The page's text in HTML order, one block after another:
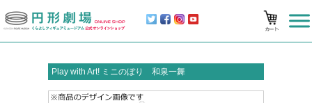
Play with Art! ミニのぼり 和泉一舞